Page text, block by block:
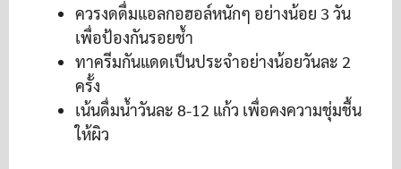
ควรงดดื่มแอลกอฮอล์หนักๆ อย่างน้อย 3 วัน
เพื่อป้องกันรอยช้ำ
ทาครีมกันแดดเป็นประจำอย่างน้อยวันละ 2
ครั้ง
เน้นดื่มน้ำวันละ 8-12 แก้ว เพื่อคงความชุ่มชื้น
ให้ผิว